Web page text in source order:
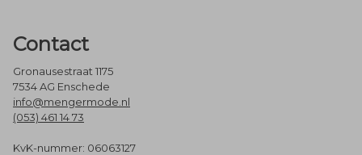
Contact
Gronausestraat 1175
7534 AG Enschede
info@mengermode.nl
(053) 461 14 73
KvK-nummer: 06063127